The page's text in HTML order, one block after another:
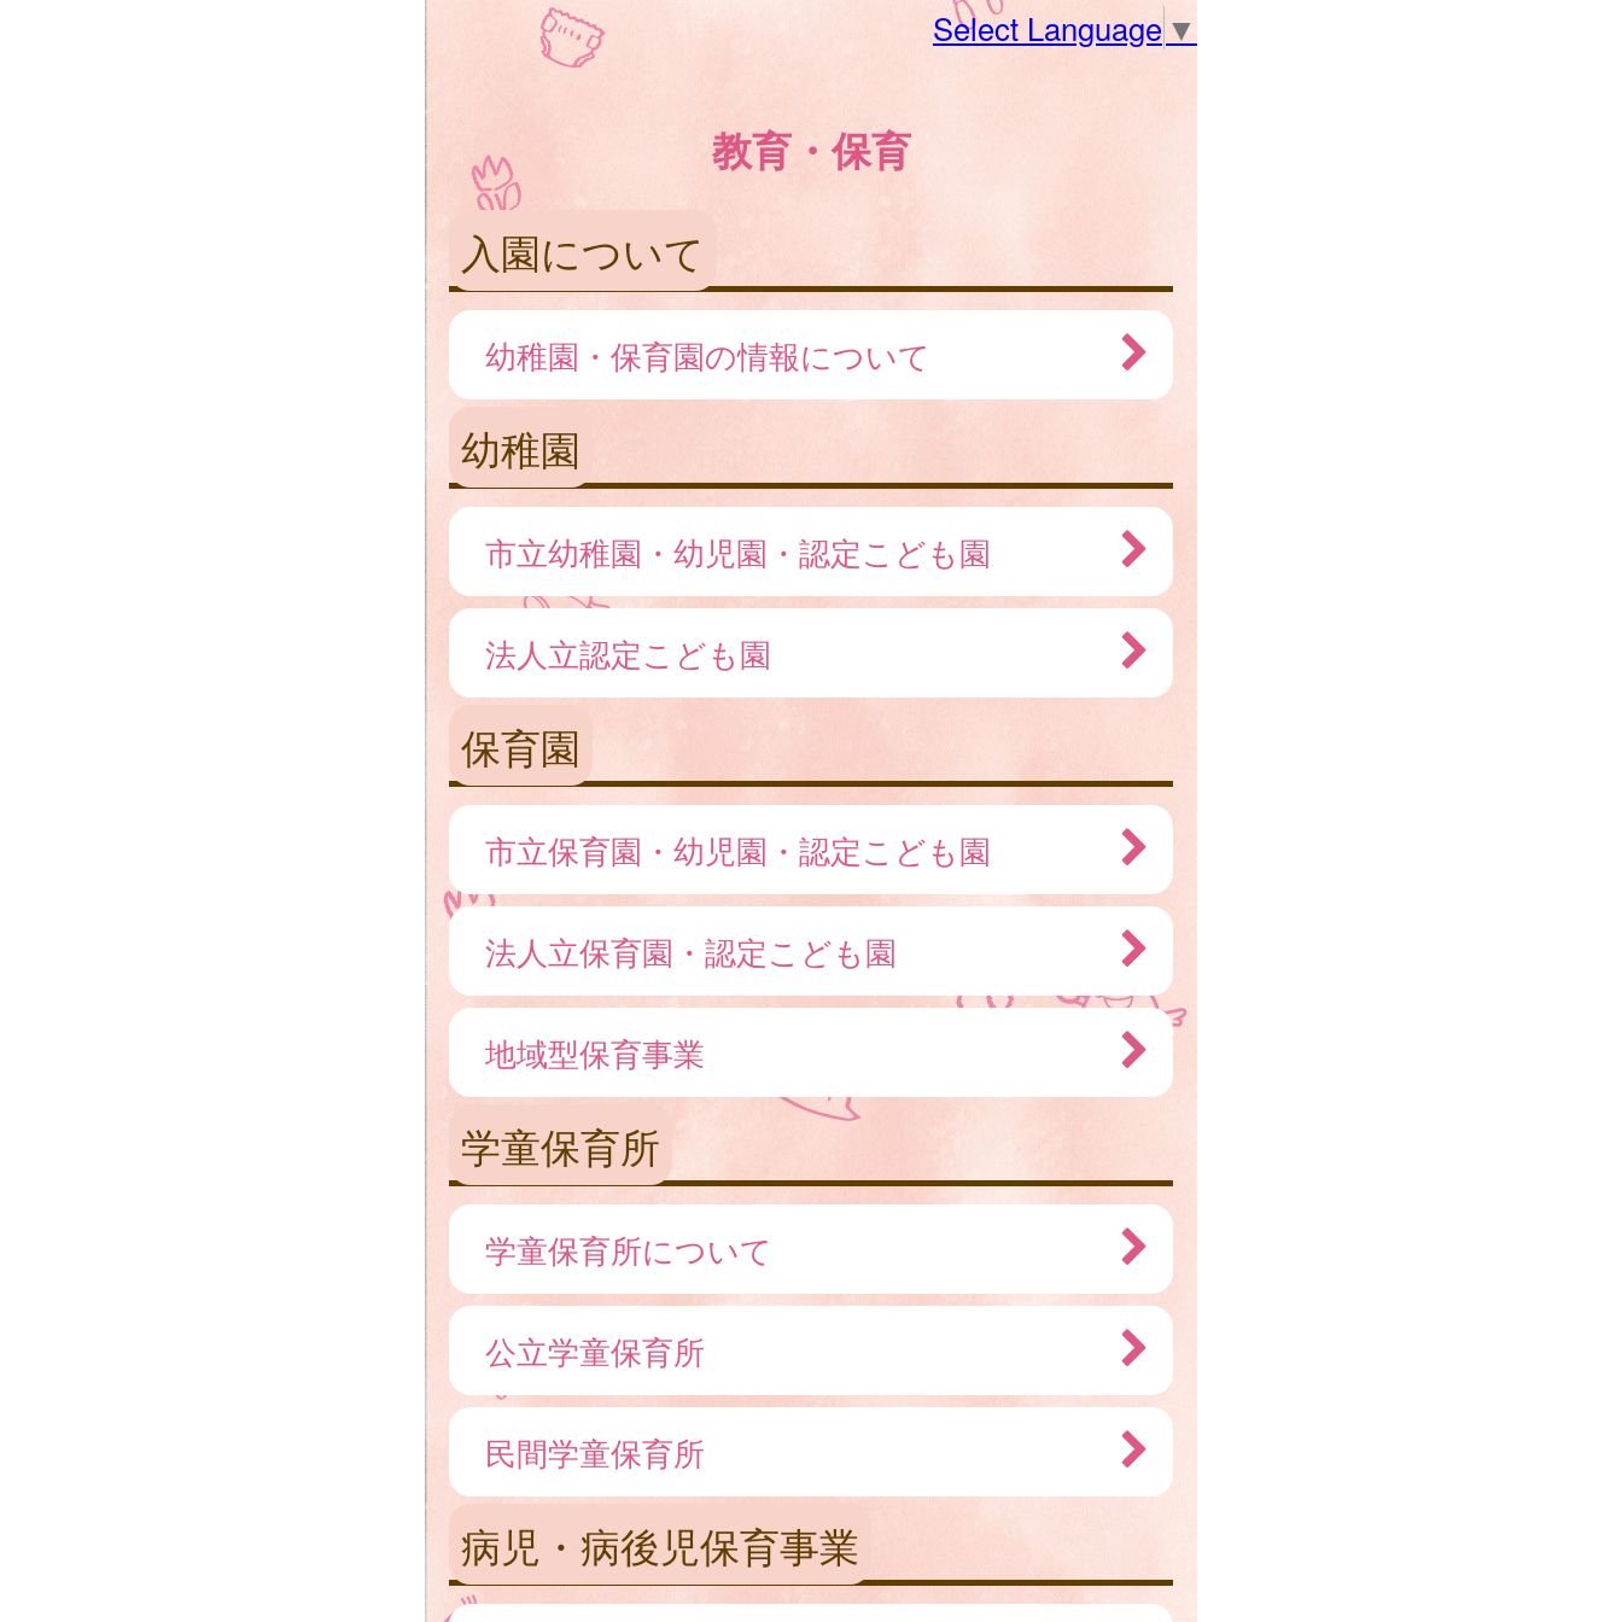
Select Language ▼
教育・保育
入園について
幼稚園・保育園の情報について
幼稚園
市立幼稚園・幼児園・認定こども園
法人立認定こども園
保育園
市立保育園・幼児園・認定こども園
法人立保育園・認定こども園
地域型保育事業
学童保育所
学童保育所について
公立学童保育所
民間学童保育所
病児・病後児保育事業